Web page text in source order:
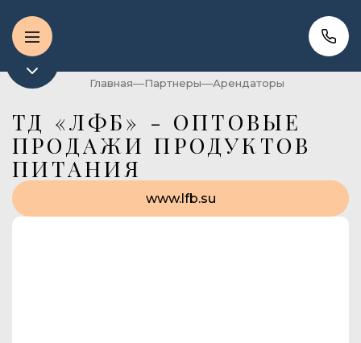
Главная Партнеры Арендаторы
ТД «ЛФБ» - ОПТОВЫЕ
ПРОДАЖИ ПРОДУКТОВ
ПИТАНИЯ
www.lfb.su